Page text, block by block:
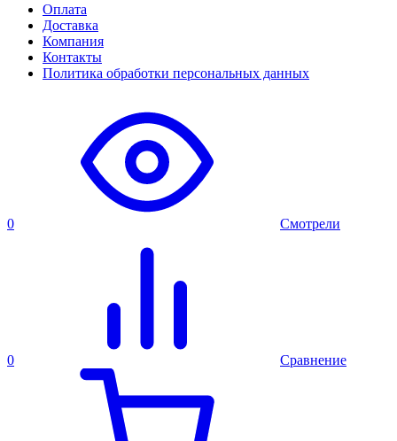
Оплата
Доставка
Компания
Контакты
Политика обработки персональных данных
0 Смотрели
0 Сравнение